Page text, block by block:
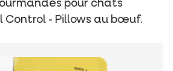
pour chats
Control - Pillows au bœuf.